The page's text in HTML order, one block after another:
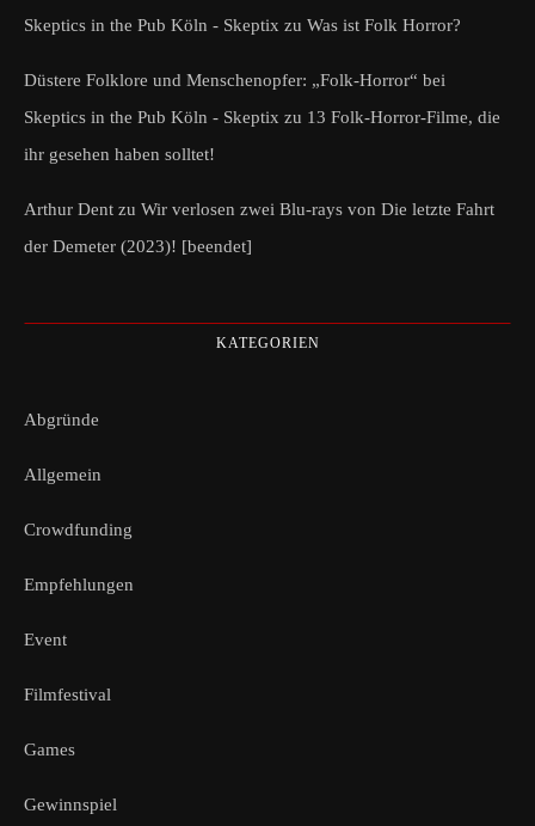
Skeptics in the Pub Köln - Skeptix zu Was ist Folk Horror?
Düstere Folklore und Menschenopfer: „Folk-Horror“ bei
Skeptics in the Pub Köln - Skeptix zu 13 Folk-Horror-Filme, die
ihr gesehen haben solltet!
Arthur Dent zu Wir verlosen zwei Blu-rays von Die letzte Fahrt
der Demeter (2023)! [beendet]
KATEGORIEN
Abgründe
Allgemein
Crowdfunding
Empfehlungen
Event
Filmfestival
Games
Gewinnspiel